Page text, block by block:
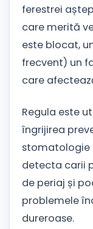
ferestrei
care merită
este blocat,
frecvent) un
care
Regula este
îngrijirea
detecta carii
de periaj și
problemele
dureroase.